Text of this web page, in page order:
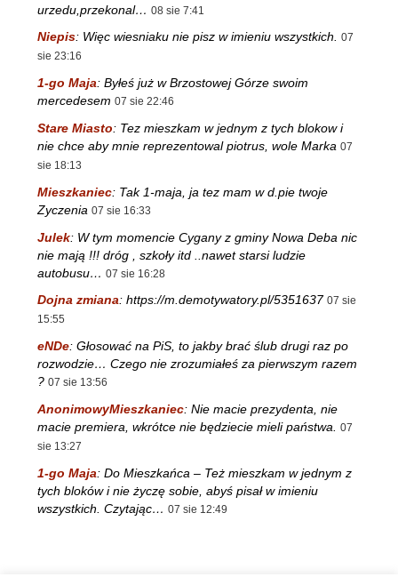
urzedu,przekonal… 08 sie 7:41
Niepis: Więc wiesniaku nie pisz w imieniu wszystkich. 07
sie 23:16
1-go Maja: Byłeś już w Brzostowej Górze swoim
mercedesem 07 sie 22:46
Stare Miasto: Tez mieszkam w jednym z tych blokow i
nie chce aby mnie reprezentowal piotrus, wole Marka 07
sie 18:13
Mieszkaniec: Tak 1-maja, ja tez mam w d.pie twoje
Zyczenia 07 sie 16:33
Julek: W tym momencie Cygany z gminy Nowa Deba nic
nie mają !!! dróg , szkoły itd ..nawet starsi ludzie
autobusu… 07 sie 16:28
Dojna zmiana: https://m.demotywatory.pl/5351637 07 sie
15:55
eNDe: Głosować na PiS, to jakby brać ślub drugi raz po
rozwodzie… Czego nie zrozumiałeś za pierwszym razem
? 07 sie 13:56
AnonimowyMieszkaniec: Nie macie prezydenta, nie
macie premiera, wkrótce nie będziecie mieli państwa.
07
sie 13:27
1-go Maja: Do Mieszkańca – Też mieszkam w jednym z
tych bloków i nie życzę sobie, abyś pisał w imieniu
wszystkich. Czytając… 07 sie 12:49